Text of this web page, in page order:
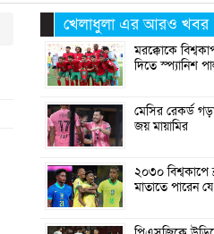
খেলাধুলা এর আরও খবর
মরক্কোকে
দিতে স্প্যানিশ
মেসির রেকর্ড
জয় মায়ামির
২০৩০ বিশ্বকাপে
মাতাতে পারেন